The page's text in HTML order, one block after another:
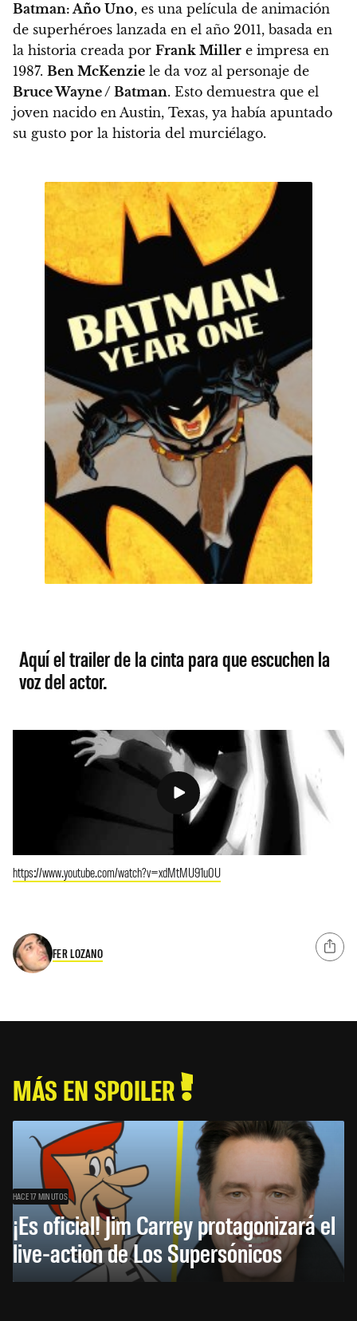
Batman: Año Uno, es una película de animación
de superhéroes lanzada en el año 2011, basada en
la historia creada por Frank Miller e impresa en
1987. Ben McKenzie le da voz al personaje de
Bruce Wayne / Batman. Esto demuestra que el
joven nacido en Austin, Texas, ya había apuntado
su gusto por la historia del murciélago.
Aquí el trailer de la cinta para que escuchen la
voz del actor.
https://www.youtube.com/watch?v=xdMtMU91u0U
FER LOZANO
MÁS EN SPOILER
HACE 17 MINUTOS
¡Es oficial! Jim Carrey protagonizará el
live-action de Los Supersónicos